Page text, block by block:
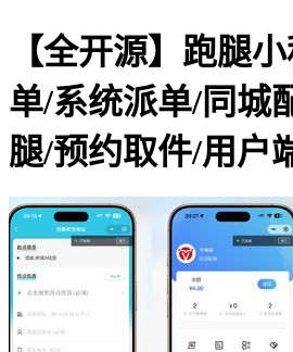
【全开源】跑腿
单/系统派单/同城
腿/预约取件/用户